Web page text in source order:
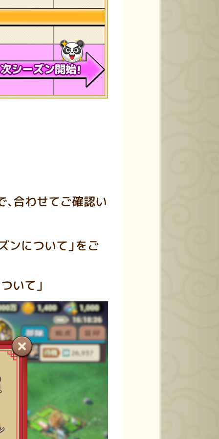
合わせてご確認い
ンについて」をご
いて」